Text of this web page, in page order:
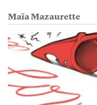
Maïa Mazaurette